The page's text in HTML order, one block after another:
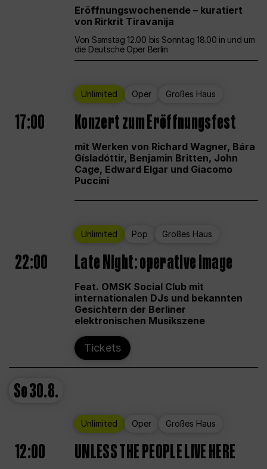
Eröffnungswochenende – kuratiert
von Rirkrit Tiravanija
Von Samstag 12.00 bis Sonntag 18.00 in und um
die Deutsche Oper Berlin
Unlimited Oper Großes Haus
17:00 Konzert zum Eröffnungsfest
mit Werken von Richard Wagner, Bára
Gísladóttir, Benjamin Britten, John
Cage, Edward Elgar und Giacomo
Puccini
Unlimited Pop Großes Haus
22:00 Late Night: operative image
Feat. OMSK Social Club mit
internationalen DJs und bekannten
Gesichtern der Berliner
elektronischen Musikszene
Tickets
So30.8.
Unlimited Oper Großes Haus
12:00 UNLESS THE PEOPLE LIVE HERE